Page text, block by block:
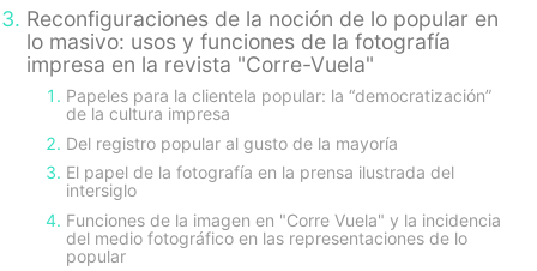
Reconfiguraciones de la noción de lo popular en
lo masivo: usos y funciones de la fotografía
impresa en la revista "Corre-Vuela"
Papeles para la clientela popular: la “democratización”
de la cultura impresa
Del registro popular al gusto de la mayoría
El papel de la fotografía en la prensa ilustrada del
intersiglo
Funciones de la imagen en "Corre Vuela" y la incidencia
del medio fotográfico en las representaciones de lo
popular